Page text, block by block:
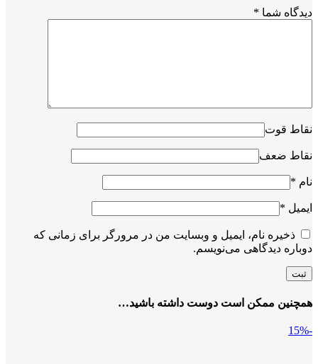
دیدگاه شما *
نقاط قوت
نقاط ضعف
نام *
ایمیل *
ذخیره نام، ایمیل و وبسایت من در مرورگر برای زمانی که
دوباره دیدگاهی می‌نویسم.
همچنین ممکن است دوست داشته باشید…
-15%